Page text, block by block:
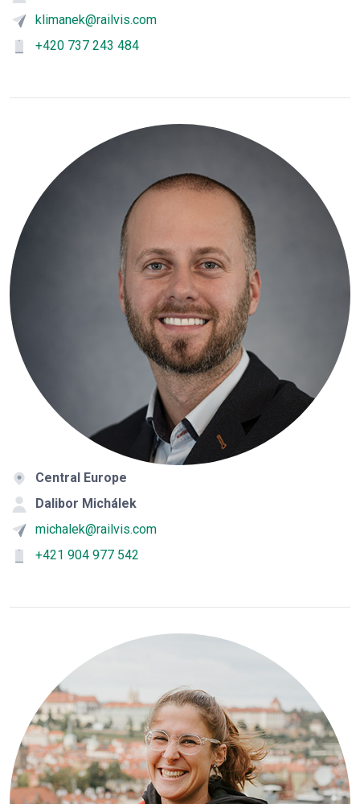
klimanek@railvis.com
+420 737 243 484
Central Europe
Dalibor Michálek
michalek@railvis.com
+421 904 977 542